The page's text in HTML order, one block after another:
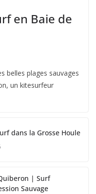
en Baie de
belles plages sauvages
un kitesurfeur
dans la Grosse Houle
| Surf
Sauvage